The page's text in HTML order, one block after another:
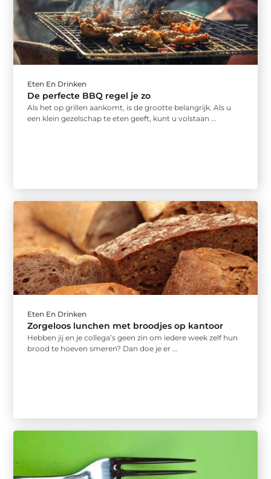
Eten En Drinken
De perfecte BBQ regel je zo
Als het op grillen aankomt, is de grootte belangrijk. Als u
een klein gezelschap te eten geeft, kunt u volstaan ...
Eten En Drinken
Zorgeloos lunchen met broodjes op kantoor
Hebben jij en je collega’s geen zin om iedere week zelf hun
brood te hoeven smeren? Dan doe je er ...